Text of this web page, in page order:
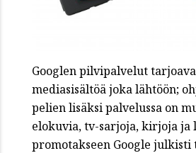
Googlen pilvipalvelut
mediasisältöä joka lähtöön;
pelien lisäksi palvelussa on
elokuvia, tv-sarjoja, kirjoja ja
promotakseen Google